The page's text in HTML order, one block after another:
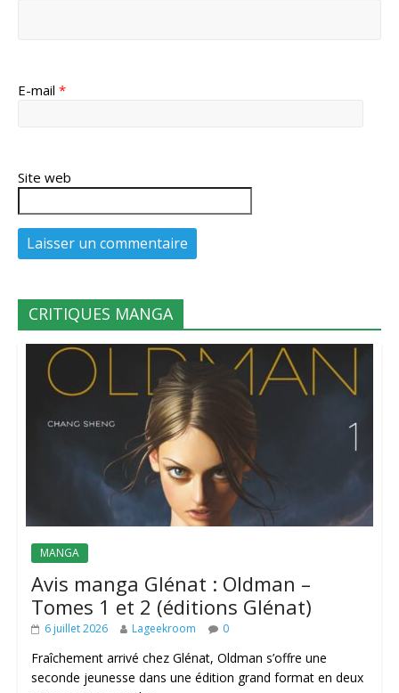
E-mail *
Site web
CRITIQUES MANGA
MANGA
Avis manga Glénat : Oldman –
Tomes 1 et 2 (éditions Glénat)
6 juillet 2026 Lageekroom 0
Fraîchement arrivé chez Glénat, Oldman s’offre une
seconde jeunesse dans une édition grand format en deux